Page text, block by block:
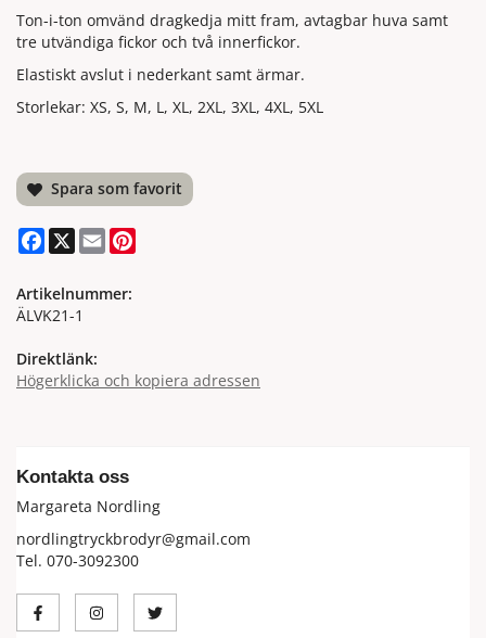
Ton-i-ton omvänd dragkedja mitt fram, avtagbar huva samt
tre utvändiga fickor och två innerfickor.
Elastiskt avslut i nederkant samt ärmar.
Storlekar: XS, S, M, L, XL, 2XL, 3XL, 4XL, 5XL
Spara som favorit
Facebook
X Email
Artikelnummer:
ÄLVK21-1
Direktlänk:
Högerklicka och kopiera adressen
Kontakta oss
Margareta Nordling
nordlingtryckbrodyr@gmail.com
Tel. 070-3092300